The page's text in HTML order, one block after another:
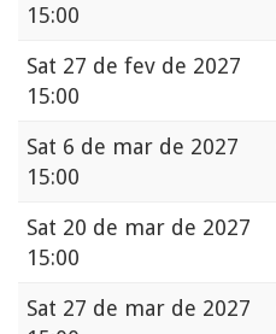
15:00
Sat 27 de fev de 2027
15:00
Sat 6 de mar de 2027
15:00
Sat 20 de mar de 2027
15:00
Sat 27 de mar de 2027